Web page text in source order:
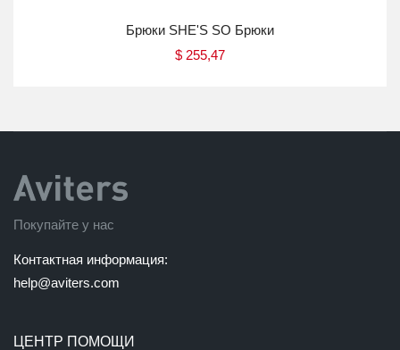
Брюки SHE'S SO Брюки
$ 255,47
Покупайте у нас
Контактная информация:
help@aviters.com
ЦЕНТР ПОМОЩИ